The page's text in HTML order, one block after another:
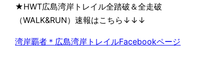
★HWT広島湾岸トレイル全踏破＆全走破
（WALK&RUN）速報はこちら↓↓↓
湾岸覇者＊広島湾岸トレイルFacebookページ